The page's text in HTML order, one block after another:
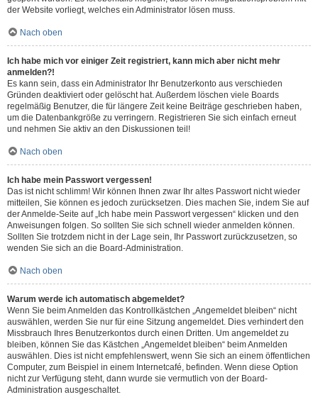
der Website vorliegt, welches ein Administrator lösen muss.
Nach oben
Ich habe mich vor einiger Zeit registriert, kann mich aber nicht mehr
anmelden?!
Es kann sein, dass ein Administrator Ihr Benutzerkonto aus verschieden
Gründen deaktiviert oder gelöscht hat. Außerdem löschen viele Boards
regelmäßig Benutzer, die für längere Zeit keine Beiträge geschrieben haben,
um die Datenbankgröße zu verringern. Registrieren Sie sich einfach erneut
und nehmen Sie aktiv an den Diskussionen teil!
Nach oben
Ich habe mein Passwort vergessen!
Das ist nicht schlimm! Wir können Ihnen zwar Ihr altes Passwort nicht wieder
mitteilen, Sie können es jedoch zurücksetzen. Dies machen Sie, indem Sie auf
der Anmelde-Seite auf „Ich habe mein Passwort vergessen“ klicken und den
Anweisungen folgen. So sollten Sie sich schnell wieder anmelden können.
Sollten Sie trotzdem nicht in der Lage sein, Ihr Passwort zurückzusetzen, so
wenden Sie sich an die Board-Administration.
Nach oben
Warum werde ich automatisch abgemeldet?
Wenn Sie beim Anmelden das Kontrollkästchen „Angemeldet bleiben“ nicht
auswählen, werden Sie nur für eine Sitzung angemeldet. Dies verhindert den
Missbrauch Ihres Benutzerkontos durch einen Dritten. Um angemeldet zu
bleiben, können Sie das Kästchen „Angemeldet bleiben“ beim Anmelden
auswählen. Dies ist nicht empfehlenswert, wenn Sie sich an einem öffentlichen
Computer, zum Beispiel in einem Internetcafé, befinden. Wenn diese Option
nicht zur Verfügung steht, dann wurde sie vermutlich von der Board-
Administration ausgeschaltet.